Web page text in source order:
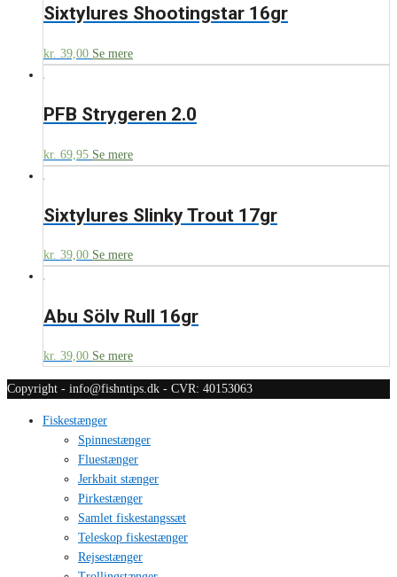
Sixtylures Shootingstar 16gr
kr. 39,00 Se mere
PFB Strygeren 2.0
kr. 69,95 Se mere
Sixtylures Slinky Trout 17gr
kr. 39,00 Se mere
Abu Sölv Rull 16gr
kr. 39,00 Se mere
Copyright - info@fishntips.dk - CVR: 40153063
Fiskestænger
Spinnestænger
Fluestænger
Jerkbait stænger
Pirkestænger
Samlet fiskestangssæt
Teleskop fiskestænger
Rejsestænger